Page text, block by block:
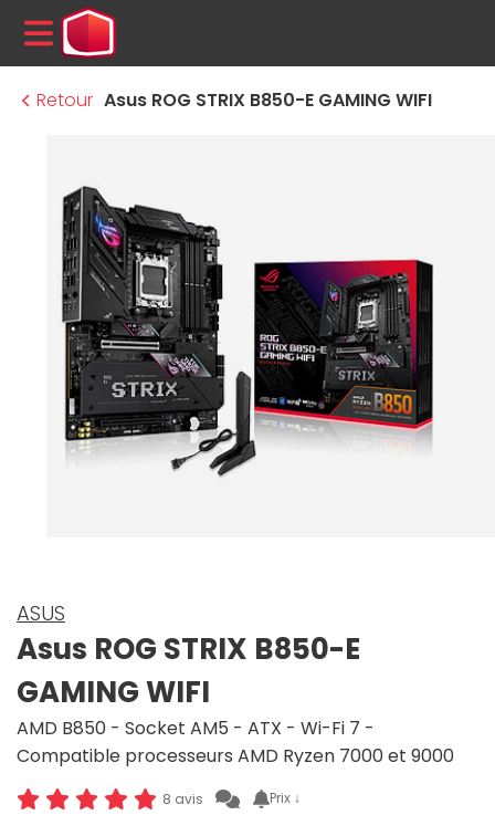
MENU
Retour Asus ROG STRIX B850-E GAMING WIFI
ASUS
Asus ROG STRIX B850-E
GAMING WIFI
AMD B850 - Socket AM5 - ATX - Wi-Fi 7 -
Compatible processeurs AMD Ryzen 7000 et 9000
8 avis Prix ↓